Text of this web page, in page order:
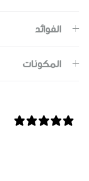
الفوائد
المكونات